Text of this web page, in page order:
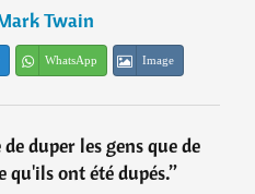
Twain
WhatsApp Image
duper les gens que de
qu'ils ont été dupés.”